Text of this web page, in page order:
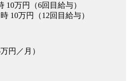
10万円（6回目給与）
10万円（12回目給与）
円／月）